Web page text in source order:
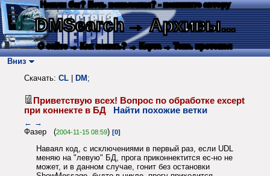
Нашли баг? Есть пожелания? - напишите автору
DMSearch→ Архивы...
О сайте → Как искать? → Карта → Текс. протокол
Вниз
Скачать: CL DM ;
Приветствую всех! Вопрос по обработке except
при коннекте в БД
Найти похожие ветки
← →
Фазер (2004-11-15 08:59) [0]
Наваял код, с исключениями в первый раз, если UDL
меняю на "левую" БД, прога приконнектится ес-но не
может, и в данном случае, гонит без остановки